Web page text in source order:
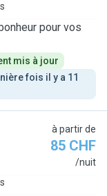
pour vos
mis à jour
fois il y a 11
à partir de
85 CHF
/nuit